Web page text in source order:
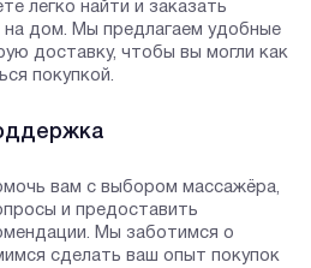
легко найти и заказать
дом. Мы предлагаем удобные
доставку, чтобы вы могли как
покупкой.
вам с выбором массажёра,
и предоставить
Мы заботимся о
сделать ваш опыт покупок